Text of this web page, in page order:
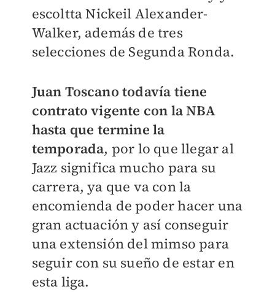
escoltta Nickeil Alexander-
Walker, además de tres
selecciones de Segunda Ronda.
Juan Toscano todavía tiene
contrato vigente con la NBA
hasta que termine la
temporada, por lo que llegar al
Jazz significa mucho para su
carrera, ya que va con la
encomienda de poder hacer una
gran actuación y así conseguir
una extensión del mimso para
seguir con su sueño de estar en
esta liga.